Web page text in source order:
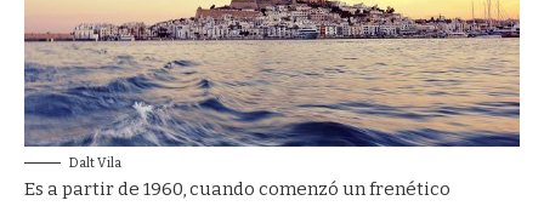
Dalt Vila
Es a partir de 1960, cuando comenzó un frenético